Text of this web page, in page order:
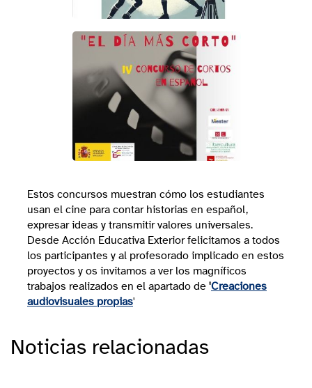
Estos concursos muestran cómo los estudiantes
usan el cine para contar historias en español,
expresar ideas y transmitir valores universales.
Desde Acción Educativa Exterior felicitamos a todos
los participantes y al profesorado implicado en estos
proyectos y os invitamos a ver los magníficos
trabajos realizados en el apartado de 'Creaciones
audiovisuales propias'
Noticias relacionadas